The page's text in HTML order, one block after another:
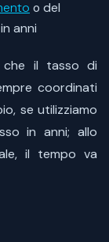
o del
anni
che il tasso di
coordinati
se utilizziamo
in anni; allo
il tempo va